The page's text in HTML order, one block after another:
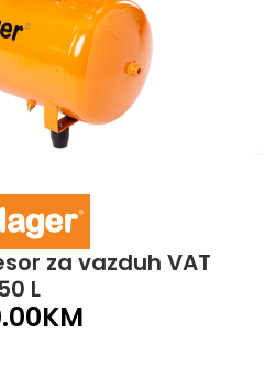
za vazduh VAT
50 L
KM